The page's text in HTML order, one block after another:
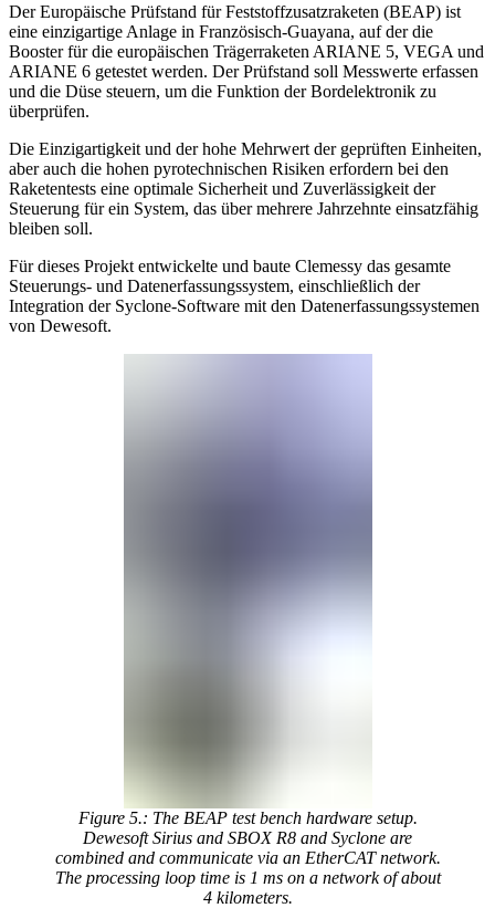
Der Europäische Prüfstand für Feststoffzusatzraketen (BEAP) ist
eine einzigartige Anlage in Französisch-Guayana, auf der die
Booster für die europäischen Trägerraketen ARIANE 5, VEGA und
ARIANE 6 getestet werden. Der Prüfstand soll Messwerte erfassen
und die Düse steuern, um die Funktion der Bordelektronik zu
überprüfen.
Die Einzigartigkeit und der hohe Mehrwert der geprüften Einheiten,
aber auch die hohen pyrotechnischen Risiken erfordern bei den
Raketentests eine optimale Sicherheit und Zuverlässigkeit der
Steuerung für ein System, das über mehrere Jahrzehnte einsatzfähig
bleiben soll.
Für dieses Projekt entwickelte und baute Clemessy das gesamte
Steuerungs- und Datenerfassungssystem, einschließlich der
Integration der Syclone-Software mit den Datenerfassungssystemen
von Dewesoft.
Figure 5.: The BEAP test bench hardware setup.
Dewesoft Sirius and SBOX R8 and Syclone are
combined and communicate via an EtherCAT network.
The processing loop time is 1 ms on a network of about
4 kilometers.